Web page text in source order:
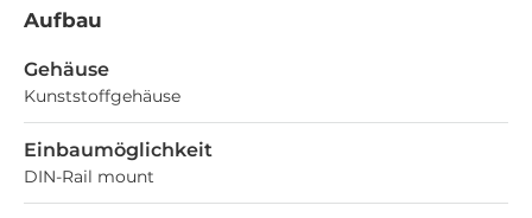
Aufbau
Gehäuse
Kunststoffgehäuse
Einbaumöglichkeit
DIN-Rail mount